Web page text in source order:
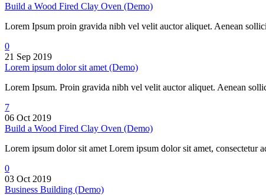
Build a Wood Fired Clay Oven (Demo)
Lorem Ipsum proin gravida nibh vel velit auctor aliquet. Aenean
0
21 Sep 2019
Lorem ipsum dolor sit amet (Demo)
Lorem Ipsum. Proin gravida nibh vel velit auctor aliquet. Aenean
7
06 Oct 2019
Build a Wood Fired Clay Oven (Demo)
Lorem ipsum dolor sit amet Lorem ipsum dolor sit amet,
0
03 Oct 2019
Business Building (Demo)